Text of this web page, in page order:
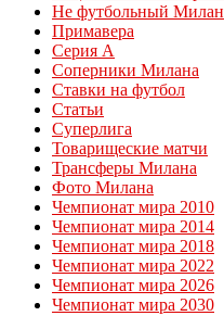
Не футбольный Милан
Примавера
Серия А
Соперники Милана
Ставки на футбол
Статьи
Суперлига
Товарищеские матчи
Трансферы Милана
Фото Милана
Чемпионат мира 2010
Чемпионат мира 2014
Чемпионат мира 2018
Чемпионат мира 2022
Чемпионат мира 2026
Чемпионат мира 2030